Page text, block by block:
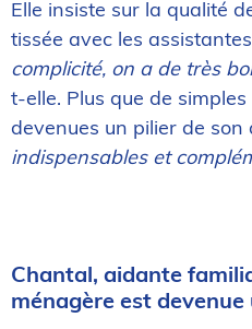
Elle insiste sur la qualité
tissée avec les
complicité, on a de très
t-elle. Plus que de
devenues un pilier de son
indispensables et
Chantal, aidante
ménagère est